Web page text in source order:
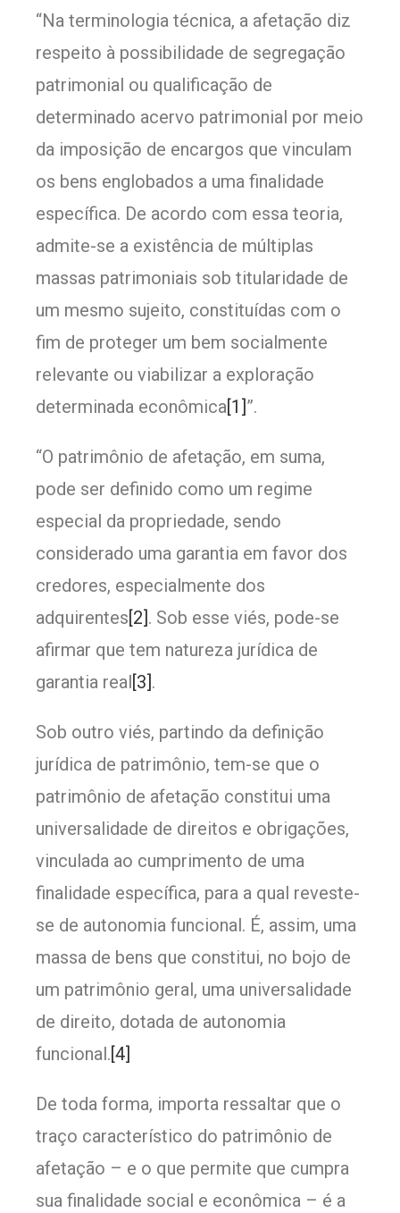
“Na terminologia técnica, a afetação diz
respeito à possibilidade de segregação
patrimonial ou qualificação de
determinado acervo patrimonial por meio
da imposição de encargos que vinculam
os bens englobados a uma finalidade
específica. De acordo com essa teoria,
admite-se a existência de múltiplas
massas patrimoniais sob titularidade de
um mesmo sujeito, constituídas com o
fim de proteger um bem socialmente
relevante ou viabilizar a exploração
determinada econômica[1]”.
“O patrimônio de afetação, em suma,
pode ser definido como um regime
especial da propriedade, sendo
considerado uma garantia em favor dos
credores, especialmente dos
adquirentes[2]. Sob esse viés, pode-se
afirmar que tem natureza jurídica de
garantia real[3].
Sob outro viés, partindo da definição
jurídica de patrimônio, tem-se que o
patrimônio de afetação constitui uma
universalidade de direitos e obrigações,
vinculada ao cumprimento de uma
finalidade específica, para a qual reveste-
se de autonomia funcional. É, assim, uma
massa de bens que constitui, no bojo de
um patrimônio geral, uma universalidade
de direito, dotada de autonomia
funcional.[4]
De toda forma, importa ressaltar que o
traço característico do patrimônio de
afetação – e o que permite que cumpra
sua finalidade social e econômica – é a